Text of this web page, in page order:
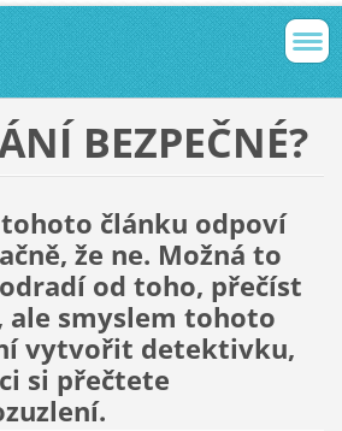
BEZPEČNÉ?
článku odpoví
že ne. Možná to
od toho, přečíst
ale smyslem tohoto
vytvořit detektivku,
si přečtete